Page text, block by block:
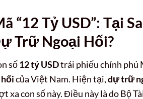
“12 Tỷ USD”: Tại
Trữ Ngoại Hối?
số12 tỷ USDtrái phiếu chính phủ
của Việt Nam. Hiện tại,dự trữ
xa con số này. Điều này là do Bộ